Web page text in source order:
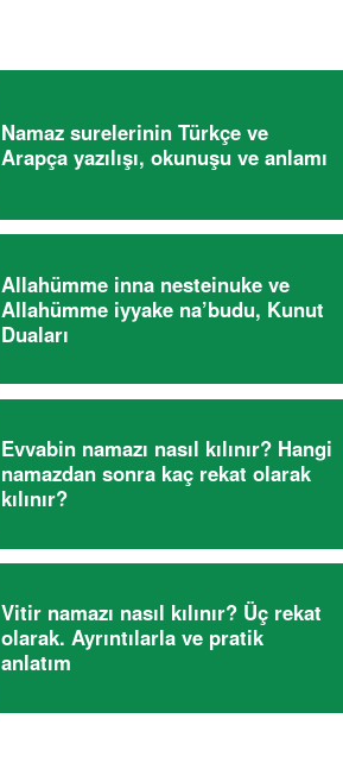
Namaz surelerinin Türkçe ve
Arapça yazılışı, okunuşu ve anlamı
Allahümme inna nesteinuke ve
Allahümme iyyake na’budu, Kunut
Duaları
Evvabin namazı nasıl kılınır? Hangi
namazdan sonra kaç rekat olarak
kılınır?
Vitir namazı nasıl kılınır? Üç rekat
olarak. Ayrıntılarla ve pratik
anlatım